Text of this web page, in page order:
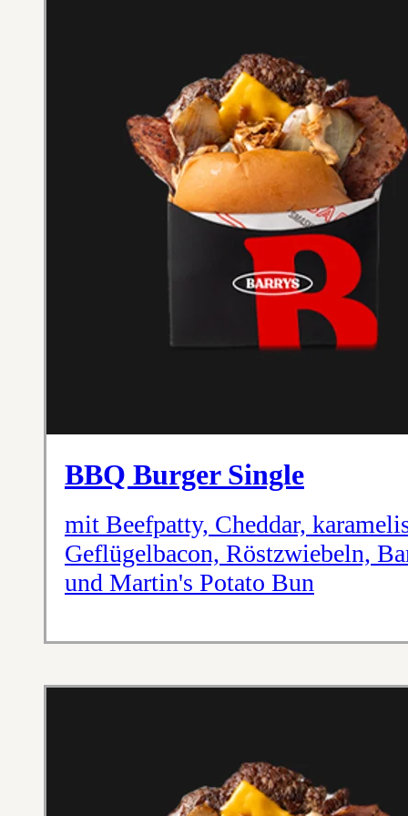
BBQ Burger Single
mit Beefpatty, Cheddar,
Geflügelbacon, Röstzwiebeln,
und Martin's Potato Bun